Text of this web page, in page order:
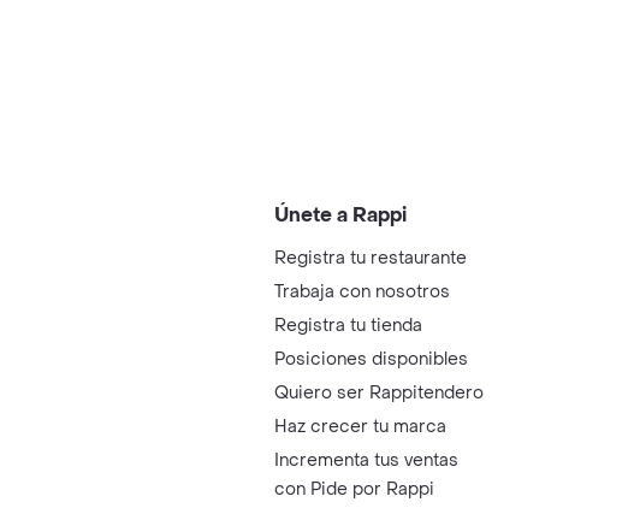
Únete a Rappi
Registra tu restaurante
Trabaja con nosotros
Registra tu tienda
Posiciones disponibles
Quiero ser Rappitendero
Haz crecer tu marca
Incrementa tus ventas
con Pide por Rappi